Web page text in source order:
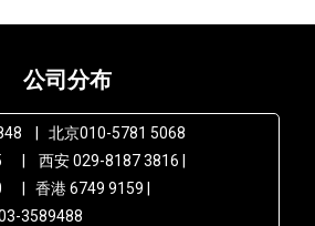
公司分布
| 北京010-5781 5068
| 西安 029-8187 3816 |
| 香港 6749 9159 |
3589488